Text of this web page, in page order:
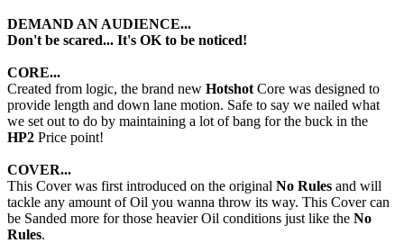
DEMAND AN AUDIENCE...
Don't be scared... It's OK to be noticed!
CORE...
Created from logic, the brand new Hotshot Core was designed to
provide length and down lane motion. Safe to say we nailed what
we set out to do by maintaining a lot of bang for the buck in the
HP2 Price point!
COVER...
This Cover was first introduced on the original No Rules and will
tackle any amount of Oil you wanna throw its way. This Cover can
be Sanded more for those heavier Oil conditions just like the No
Rules.